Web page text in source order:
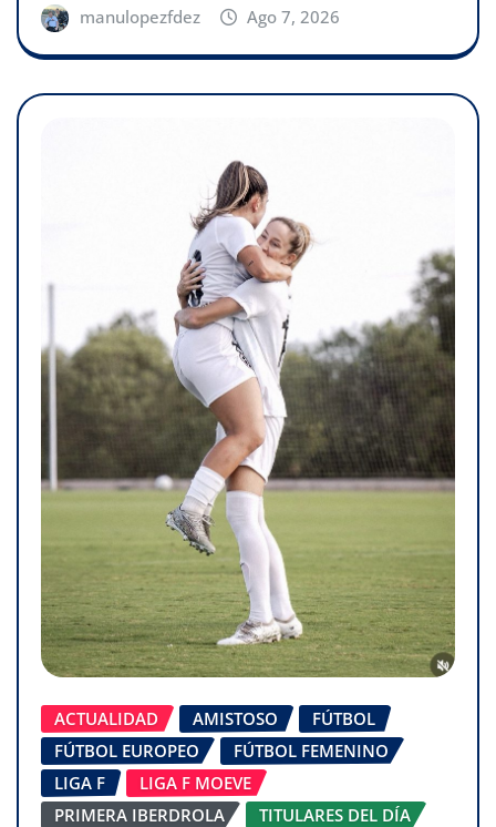
manulopezfdez Ago 7, 2026
ACTUALIDAD AMISTOSO
FÚTBOL
FÚTBOL EUROPEO
FÚTBOL FEMENINO
LIGA F
LIGA F MOEVE
PRIMERA IBERDROLA
TITULARES DEL DÍA